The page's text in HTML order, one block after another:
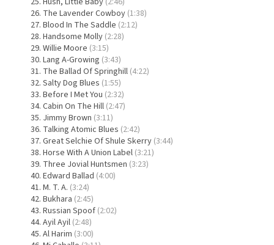
The Lavender Cowboy (1:38)
Blood In The Saddle (2:12)
Handsome Molly (2:28)
Willie Moore (3:15)
Lang A-Growing (3:43)
The Ballad Of Springhill (4:22)
Salty Dog Blues (1:55)
Before I Met You (2:32)
Cabin On The Hill (2:47)
Jimmy Brown (3:11)
Talking Atomic Blues (2:42)
Great Selchie Of Shule Skerry (3:44)
Horse With A Union Label (3:21)
Three Jovial Huntsmen (3:23)
Edward Ballad (4:00)
M. T. A. (3:24)
Bukhara (2:45)
Russian Spoof (2:02)
Ayil Ayil (2:48)
Al Harim (3:00)